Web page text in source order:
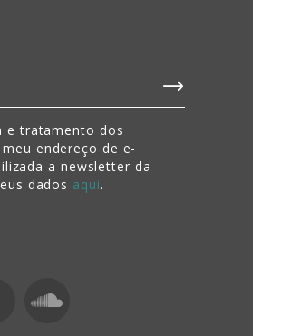
e tratamento dos
endereço de e-
a newsletter da
dados aqui.